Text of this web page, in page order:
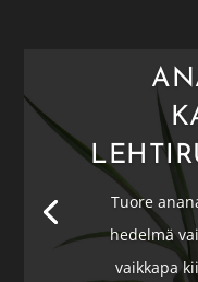
Tuore
hedelmä
vaikkapa